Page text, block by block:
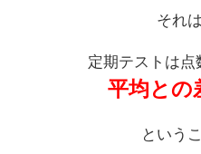
それ
定期テストは点
平均との
という